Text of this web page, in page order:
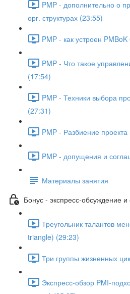
PMP - дополнительно о
орг. структурах (23:55)
PMP - как устроен
PMP - Что такое
(17:54)
PMP - Техники выбора
(27:31)
PMP - Разбиение
PMP - допущения и
Материалы занятия
Бонус - экспресс-обсуждение
Треугольник талантов
triangle) (29:23)
Три группы жизненных
Экспресс-обзор PMI-